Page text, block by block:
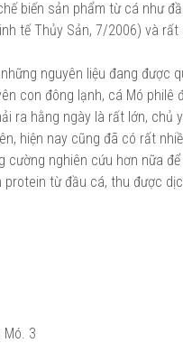
biến sản phẩm từ cá như
tế Thủy Sản, 7/2006) và
nguyên liệu đang
con đông lạnh, cá Mó
ra hằng ngày là rất lớn,
hiện nay cũng đã có rất
cường nghiên cứu hơn nữa
từ đầu cá, thu được
3